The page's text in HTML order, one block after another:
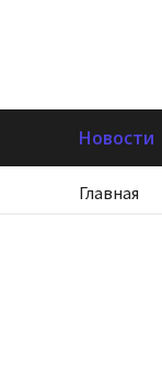
Новости
Главная